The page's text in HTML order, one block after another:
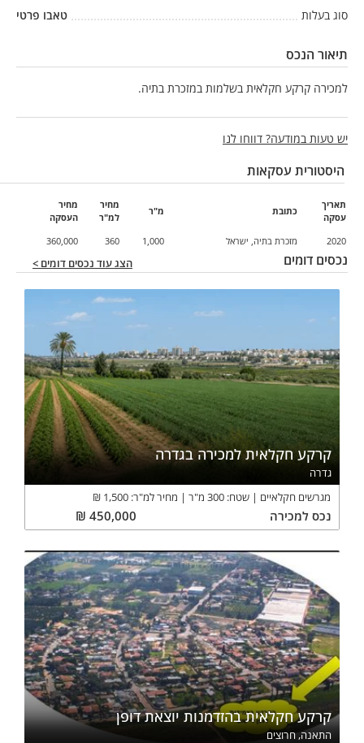
סוג בעלות
טאבו פרטי
תיאור הנכס
למכירה קרקע חקלאית בשלמות במזכרת בתיה.
יש טעות במודעה? דווחו לנו
היסטורית עסקאות
תאריך
עסקה
כתובת מ"ר
מחיר
למ"ר
מחיר
העסקה
2020
מזכרת בתיה, ישראל 1,000
360
360,000
נכסים דומים הצג עוד נכסים דומים >
קרקע חקלאית למכירה בגדרה
גדרה
מגרשים חקלאיים
שטח: 300 מ"ר מחיר למ"ר: 1,500
₪
נכס למכירה 450,000
₪
קרקע חקלאית בהזדמנות יוצאת דופן
התאנה, חרוצים